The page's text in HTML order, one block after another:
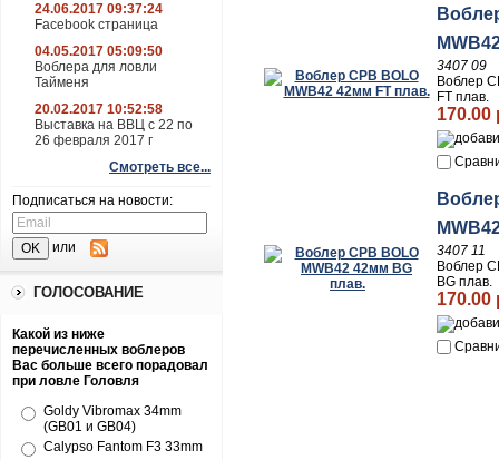
24.06.2017 09:37:24
Facebook страница
04.05.2017 05:09:50
Воблера для ловли
Тайменя
20.02.2017 10:52:58
Выставка на ВВЦ с 22 по
26 февраля 2017 г
Смотреть все...
Подписаться на новости:
или
ГОЛОСОВАНИЕ
Какой из ниже
перечисленных воблеров
Вас больше всего порадовал
при ловле Головля
Goldy Vibromax 34mm
(GB01 и GB04)
Calypso Fantom F3 33mm
3407 09
Воблер
FT плав.
170.00
3407 11
Воблер
BG плав.
170.00